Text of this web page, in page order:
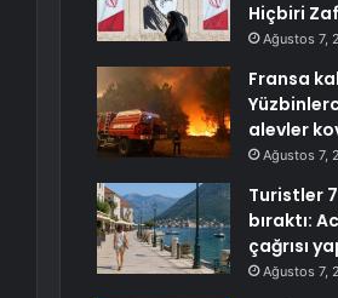
Hiçbiri
Ağustos 7,
Fransa
alevler
Ağustos 7,
Turistler
bıraktı:
çağrısı
Ağustos 7,